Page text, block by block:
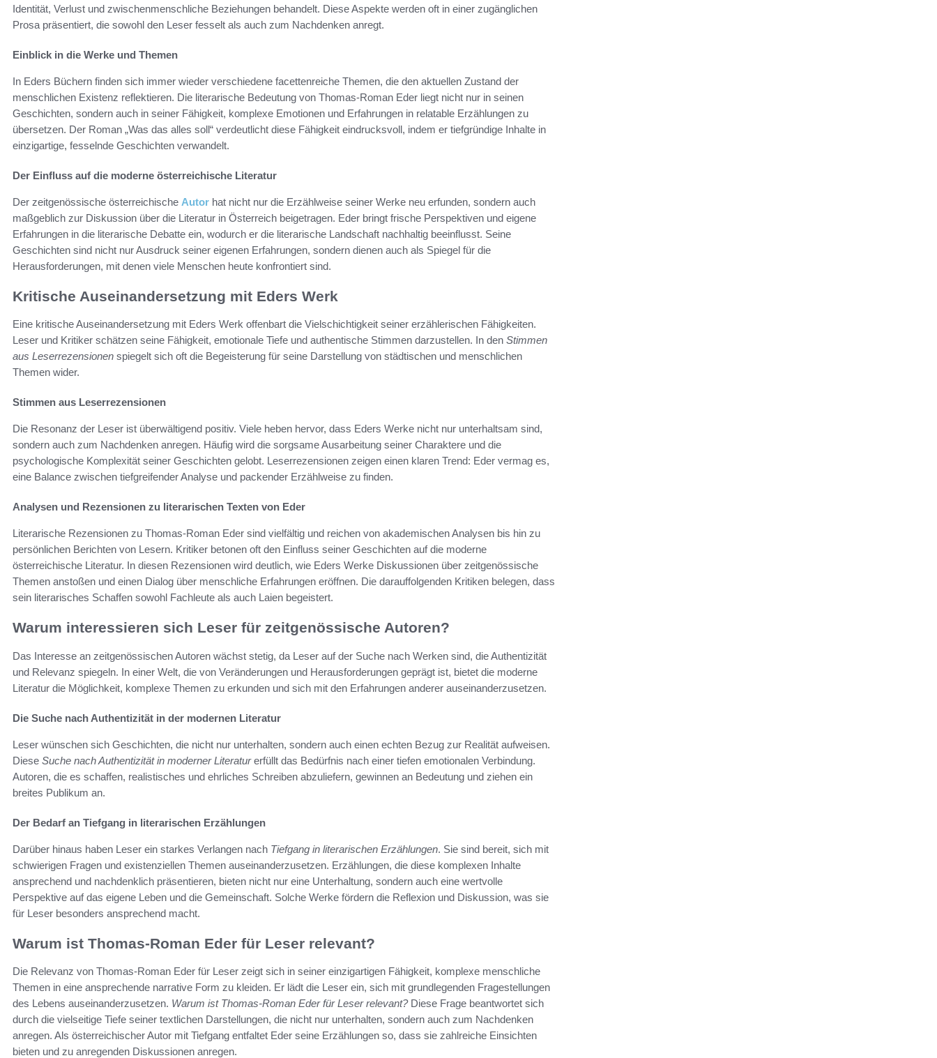
Identität, Verlust und zwischenmenschliche Beziehungen behandelt. Diese Aspekte werden oft in einer zugänglichen
Prosa präsentiert, die sowohl den Leser fesselt als auch zum Nachdenken anregt.
Einblick in die Werke und Themen
In Eders Büchern finden sich immer wieder verschiedene facettenreiche Themen, die den aktuellen Zustand der
menschlichen Existenz reflektieren. Die literarische Bedeutung von Thomas-Roman Eder liegt nicht nur in seinen
Geschichten, sondern auch in seiner Fähigkeit, komplexe Emotionen und Erfahrungen in relatable Erzählungen zu
übersetzen. Der Roman „Was das alles soll“ verdeutlicht diese Fähigkeit eindrucksvoll, indem er tiefgründige Inhalte in
einzigartige, fesselnde Geschichten verwandelt.
Der Einfluss auf die moderne österreichische Literatur
Der zeitgenössische österreichische Autor hat nicht nur die Erzählweise seiner Werke neu erfunden, sondern auch
maßgeblich zur Diskussion über die Literatur in Österreich beigetragen. Eder bringt frische Perspektiven und eigene
Erfahrungen in die literarische Debatte ein, wodurch er die literarische Landschaft nachhaltig beeinflusst. Seine
Geschichten sind nicht nur Ausdruck seiner eigenen Erfahrungen, sondern dienen auch als Spiegel für die
Herausforderungen, mit denen viele Menschen heute konfrontiert sind.
Kritische Auseinandersetzung mit Eders Werk
Eine kritische Auseinandersetzung mit Eders Werk offenbart die Vielschichtigkeit seiner erzählerischen Fähigkeiten.
Leser und Kritiker schätzen seine Fähigkeit, emotionale Tiefe und authentische Stimmen darzustellen. In den Stimmen
aus Leserrezensionen spiegelt sich oft die Begeisterung für seine Darstellung von städtischen und menschlichen
Themen wider.
Stimmen aus Leserrezensionen
Die Resonanz der Leser ist überwältigend positiv. Viele heben hervor, dass Eders Werke nicht nur unterhaltsam sind,
sondern auch zum Nachdenken anregen. Häufig wird die sorgsame Ausarbeitung seiner Charaktere und die
psychologische Komplexität seiner Geschichten gelobt. Leserrezensionen zeigen einen klaren Trend: Eder vermag es,
eine Balance zwischen tiefgreifender Analyse und packender Erzählweise zu finden.
Analysen und Rezensionen zu literarischen Texten von Eder
Literarische Rezensionen zu Thomas-Roman Eder sind vielfältig und reichen von akademischen Analysen bis hin zu
persönlichen Berichten von Lesern. Kritiker betonen oft den Einfluss seiner Geschichten auf die moderne
österreichische Literatur. In diesen Rezensionen wird deutlich, wie Eders Werke Diskussionen über zeitgenössische
Themen anstoßen und einen Dialog über menschliche Erfahrungen eröffnen. Die darauffolgenden Kritiken belegen, dass
sein literarisches Schaffen sowohl Fachleute als auch Laien begeistert.
Warum interessieren sich Leser für zeitgenössische Autoren?
Das Interesse an zeitgenössischen Autoren wächst stetig, da Leser auf der Suche nach Werken sind, die Authentizität
und Relevanz spiegeln. In einer Welt, die von Veränderungen und Herausforderungen geprägt ist, bietet die moderne
Literatur die Möglichkeit, komplexe Themen zu erkunden und sich mit den Erfahrungen anderer auseinanderzusetzen.
Die Suche nach Authentizität in der modernen Literatur
Leser wünschen sich Geschichten, die nicht nur unterhalten, sondern auch einen echten Bezug zur Realität aufweisen.
Diese Suche nach Authentizität in moderner Literaturerfüllt das Bedürfnis nach einer tiefen emotionalen Verbindung.
Autoren, die es schaffen, realistisches und ehrliches Schreiben abzuliefern, gewinnen an Bedeutung und ziehen ein
breites Publikum an.
Der Bedarf an Tiefgang in literarischen Erzählungen
Darüber hinaus haben Leser ein starkes Verlangen nach Tiefgang in literarischen Erzählungen. Sie sind bereit, sich mit
schwierigen Fragen und existenziellen Themen auseinanderzusetzen. Erzählungen, die diese komplexen Inhalte
ansprechend und nachdenklich präsentieren, bieten nicht nur eine Unterhaltung, sondern auch eine wertvolle
Perspektive auf das eigene Leben und die Gemeinschaft. Solche Werke fördern die Reflexion und Diskussion, was sie
für Leser besonders ansprechend macht.
Warum ist Thomas-Roman Eder für Leser relevant?
Die Relevanz von Thomas-Roman Eder für Leser zeigt sich in seiner einzigartigen Fähigkeit, komplexe menschliche
Themen in eine ansprechende narrative Form zu kleiden. Er lädt die Leser ein, sich mit grundlegenden Fragestellungen
des Lebens auseinanderzusetzen. Warum ist Thomas-Roman Eder für Leser relevant?Diese Frage beantwortet sich
durch die vielseitige Tiefe seiner textlichen Darstellungen, die nicht nur unterhalten, sondern auch zum Nachdenken
anregen. Als österreichischer Autor mit Tiefgang entfaltet Eder seine Erzählungen so, dass sie zahlreiche Einsichten
bieten und zu anregenden Diskussionen anregen.